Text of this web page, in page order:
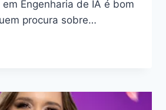
em Engenharia de IA é bom
procura sobre…